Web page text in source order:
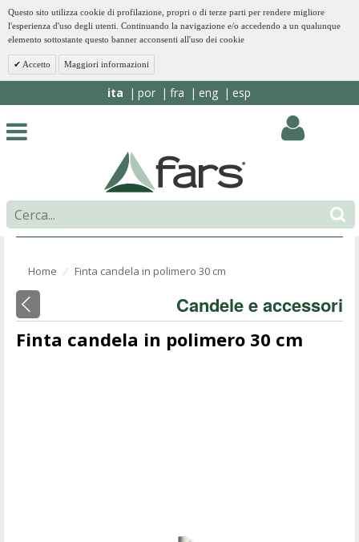
Questo sito utilizza cookie di profilazione, propri o di terze parti per rendere migliore
l'esperienza d'uso degli utenti. Continuando la navigazione e/o accedendo a un qualunque
elemento sottostante questo banner acconsenti all'uso dei cookie
Accetto Maggiori informazioni
ita por fra eng esp
Home ⁄ Finta candela in polimero 30 cm
Candele e accessori
Finta candela in polimero 30 cm